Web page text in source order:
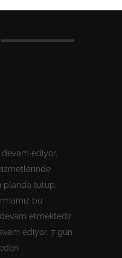
ediyor.
planda tutup,
bu
etmektedir.
ediyor. 7 gün